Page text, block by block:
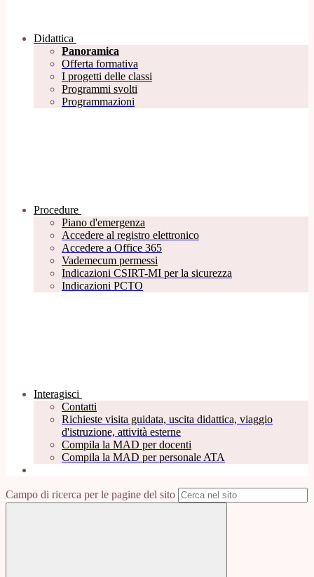
Didattica
Panoramica
Offerta formativa
I progetti delle classi
Programmi svolti
Programmazioni
Procedure
Piano d'emergenza
Accedere al registro elettronico
Accedere a Office 365
Vademecum permessi
Indicazioni CSIRT-MI per la sicurezza
Indicazioni PCTO
Interagisci
Contatti
Richieste visita guidata, uscita didattica, viaggio
d'istruzione, attività esterne
Compila la MAD per docenti
Compila la MAD per personale ATA
Campo di ricerca per le pagine del sito